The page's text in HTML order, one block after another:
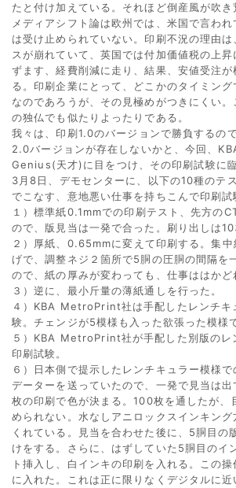
たと付け加えている。それほど倒産風が吹き
メディアシフト論は欧州では、米国で言わ
は受け止められていない。印刷不況の理由
スが崩れていて、英国では付加価値税の上昇
ずます、経費削減に走り、結果、安値受注が
る。印刷企業にとって、どこかのタイミン
なのであろうが、その見極めがつきにくい
の独仏でも似たりよったりである。
我々は、印刷1.0のバージョンで勝負するの
2.0バージョンが存在しないかと、今回、
Genius(天才)に目をつけ、その印刷試験に臨
3月8日、デモセンターに、以下の10種のテ
でこなす、意地悪い仕事を持ちこんで印刷試
１）標準紙0.1mmでの印刷テスト、先方の
ので、版見当は一発で合った。刷り出しは10
２）厚紙、0.65mmに変えて印刷する。集
げで、調整ネジ２箇所で5胴の圧胴の間隔を
ので、紙の厚みが変わっても、仕事ははかど
３）逆に、最小斤量の薄紙通しを行った。
４）KBA MetroPrint社は手配したレンチキ
験。チェンジが5模様も入った欲張った模様
５）KBA MetroPrint社が手配した別版のレ
印刷試験。
６）日本側で提示したレンチキュラー模様
データーを送っていたので、一発で見当は
枚の印刷で色が決まる。100枚を通したが、
められない。水なしアニロックスインキン
くれている。見当を合わせた後に、5胴目の
けをする。さらに、はずしていた5胴目のイ
ト挿入し、白インキの印刷を入れる。この
に入れた。これは正に限りなくデジタルに近